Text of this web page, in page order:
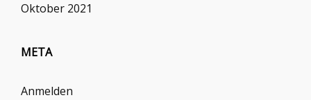
Oktober 2021
META
Anmelden